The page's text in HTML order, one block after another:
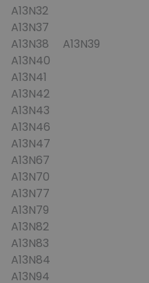
A13N32
A13N37
A13N38 A13N39
A13N40
A13N41
A13N42
A13N43
A13N46
A13N47
A13N67
A13N70
A13N77
A13N79
A13N82
A13N83
A13N84
A13N94